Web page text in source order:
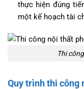
thực hiện đúng
một kế hoạch tài
Thi
Quy trình thi công